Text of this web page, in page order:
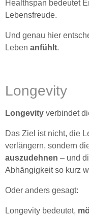
Healthspan bedeutet
Lebensfreude.
Und genau hier
Leben anfühlt.
Longevity
Longevity verbindet
Das Ziel ist nicht, die
verlängern, sondern
auszudehnen – und
Abhängigkeit so kurz
Oder anders gesagt:
Longevity bedeutet,